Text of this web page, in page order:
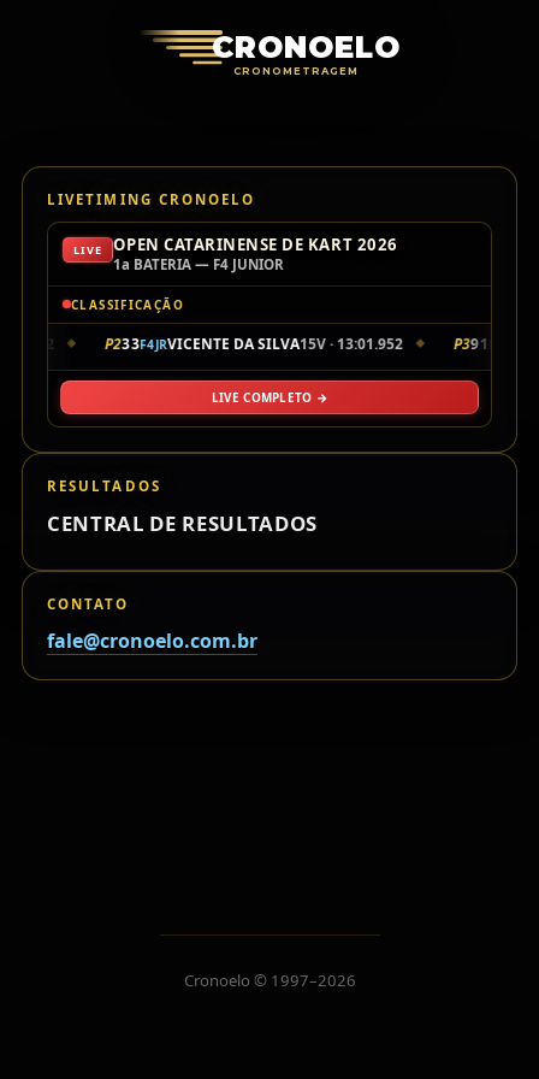
CRONOELO
CRONOMETRAGEM
LIVETIMING CRONOELO
LIVE OPEN CATARINENSE DE KART 2026
1a BATERIA — F4 JUNIOR
CLASSIFICAÇÃO
◆ P233F4JRVICENTE DA SILVA15V · 13:01.952 ◆ P391F4JR
LIVE COMPLETO →
RESULTADOS
CENTRAL DE RESULTADOS
CONTATO
fale@cronoelo.com.br
Cronoelo © 1997–2026